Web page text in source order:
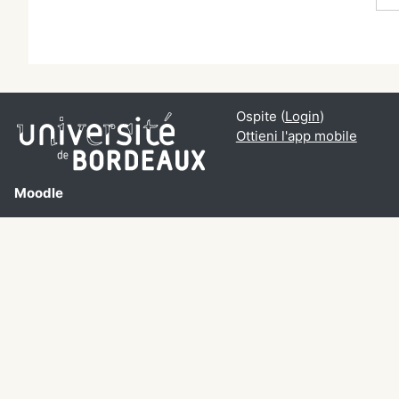
Moodle
Ospite (Login)
Ottieni l'app mobile